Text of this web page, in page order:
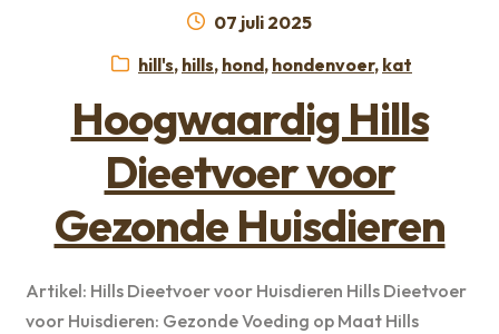
Geplaatst
07 juli 2025
Categorieën:
hill's, hills, hond, hondenvoer, kat
Hoogwaardig Hills
Dieetvoer voor
Gezonde Huisdieren
Artikel: Hills Dieetvoer voor Huisdieren Hills Dieetvoer
voor Huisdieren: Gezonde Voeding op Maat Hills